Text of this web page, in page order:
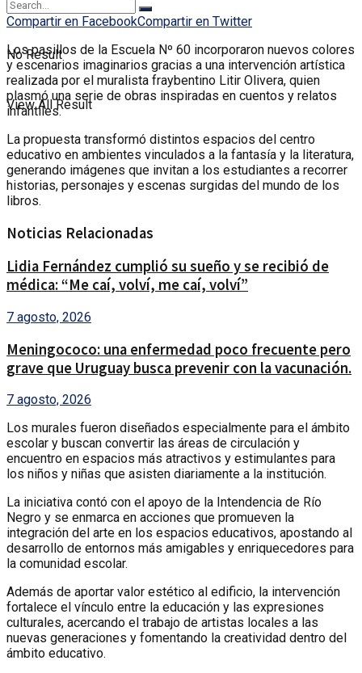
No Result
View All Result
Compartir en FacebookCompartir en Twitter
Los pasillos de la Escuela Nº 60 incorporaron nuevos colores
y escenarios imaginarios gracias a una intervención artística
realizada por el muralista fraybentino Litir Olivera, quien
plasmó una serie de obras inspiradas en cuentos y relatos
infantiles.
La propuesta transformó distintos espacios del centro
educativo en ambientes vinculados a la fantasía y la literatura,
generando imágenes que invitan a los estudiantes a recorrer
historias, personajes y escenas surgidas del mundo de los
libros.
Noticias Relacionadas
Lidia Fernández cumplió su sueño y se recibió de
médica: “Me caí, volví, me caí, volví”
7 agosto, 2026
Meningococo: una enfermedad poco frecuente pero
grave que Uruguay busca prevenir con la vacunación.
7 agosto, 2026
Los murales fueron diseñados especialmente para el ámbito
escolar y buscan convertir las áreas de circulación y
encuentro en espacios más atractivos y estimulantes para
los niños y niñas que asisten diariamente a la institución.
La iniciativa contó con el apoyo de la Intendencia de Río
Negro y se enmarca en acciones que promueven la
integración del arte en los espacios educativos, apostando al
desarrollo de entornos más amigables y enriquecedores para
la comunidad escolar.
Además de aportar valor estético al edificio, la intervención
fortalece el vínculo entre la educación y las expresiones
culturales, acercando el trabajo de artistas locales a las
nuevas generaciones y fomentando la creatividad dentro del
ámbito educativo.